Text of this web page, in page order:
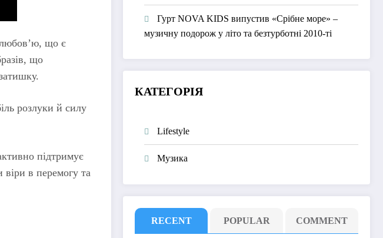
любов’ю, що є
що
розлуки й силу
підтримує
віри в перемогу та
Гурт NOVA KIDS випустив «Срібне море» –
музичну подорож у літо та безтурботні 2010-ті
КАТЕГОРІЯ
Lifestyle
Музика
RECENT POPULAR COMMENT